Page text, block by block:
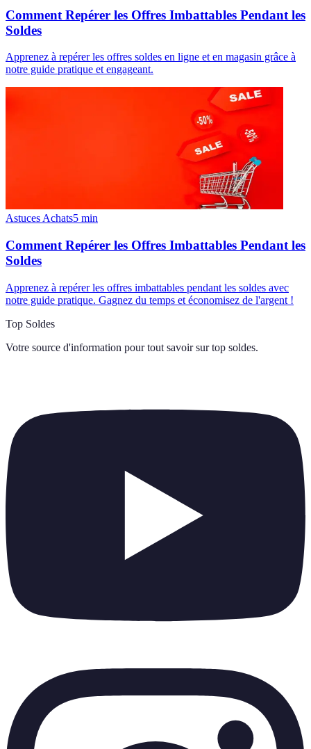
Comment Repérer les Offres Imbattables Pendant les
Soldes
Apprenez à repérer les offres soldes en ligne et en magasin grâce à
notre guide pratique et engageant.
Astuces Achats5 min
Comment Repérer les Offres Imbattables Pendant les
Soldes
Apprenez à repérer les offres imbattables pendant les soldes avec
notre guide pratique. Gagnez du temps et économisez de l'argent !
Top Soldes
Votre source d'information pour tout savoir sur top soldes.